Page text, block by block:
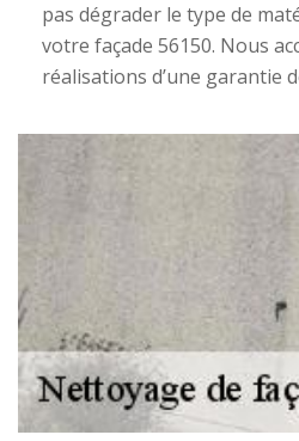
pas dégrader le type de
votre façade 56150. Nous
réalisations d’une garantie